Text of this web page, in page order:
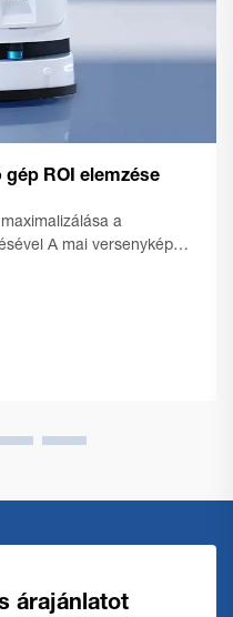
ROI elemzése
a
A mai versenyképes
optimalizálják
árajánlatot